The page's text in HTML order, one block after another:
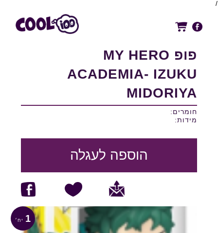
/
פופ MY HERO
ACADEMIA- IZUKU
MIDORIYA
חומרים:
מידות:
הוספה לעגלה
1